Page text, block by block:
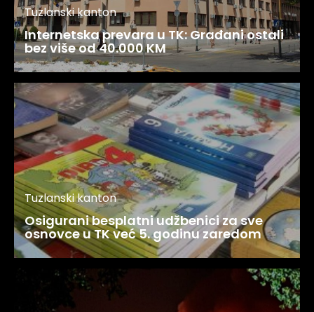
Tuzlanski kanton
Internetska prevara u TK: Građani ostali
bez više od 40.000 KM
Tuzlanski kanton
Osigurani besplatni udžbenici za sve
osnovce u TK već 5. godinu zaredom